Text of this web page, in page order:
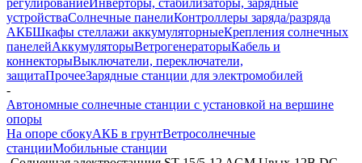
устройстваСолнечные панелиКонтроллеры заряда/разряда
АКБШкафы стеллажи аккумуляторныеКрепления солнечных
панелейАккумуляторыВетрогенераторыКабель и
коннекторыВыключатели, переключатели,
защитаПрочееЗарядные станции для электромобилей
-
Автономные солнечные станции с установкой на вершине
опоры
На опоре сбокуАКБ в грунтВетросолнечные
станцииМобильные станции